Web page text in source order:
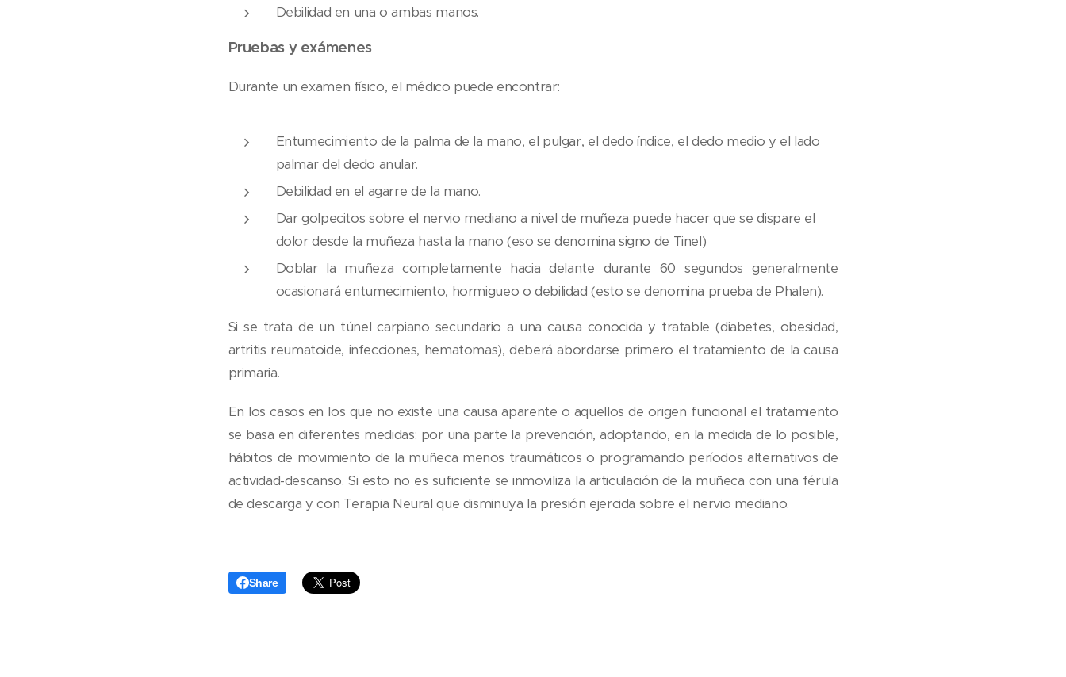
Debilidad en una o ambas manos.
Pruebas y exámenes
Durante un examen físico, el médico puede encontrar:
Entumecimiento de la palma de la mano, el pulgar, el dedo índice, el dedo medio y el lado
palmar del dedo anular.
Debilidad en el agarre de la mano.
Dar golpecitos sobre el nervio mediano a nivel de muñeza puede hacer que se dispare el
dolor desde la muñeza hasta la mano (eso se denomina signo de Tinel)
Doblar la muñeza completamente hacia delante durante 60 segundos generalmente
ocasionará entumecimiento, hormigueo o debilidad (esto se denomina prueba de Phalen).
Si se trata de un túnel carpiano secundario a una causa conocida y tratable (diabetes, obesidad,
artritis reumatoide, infecciones, hematomas), deberá abordarse primero el tratamiento de la causa
primaria.
En los casos en los que no existe una causa aparente o aquellos de origen funcional el tratamiento
se basa en diferentes medidas: por una parte la prevención, adoptando, en la medida de lo posible,
hábitos de movimiento de la muñeca menos traumáticos o programando períodos alternativos de
actividad-descanso. Si esto no es suficiente se inmoviliza la articulación de la muñeca con una férula
de descarga y con Terapia Neural que disminuya la presión ejercida sobre el nervio mediano.
Share